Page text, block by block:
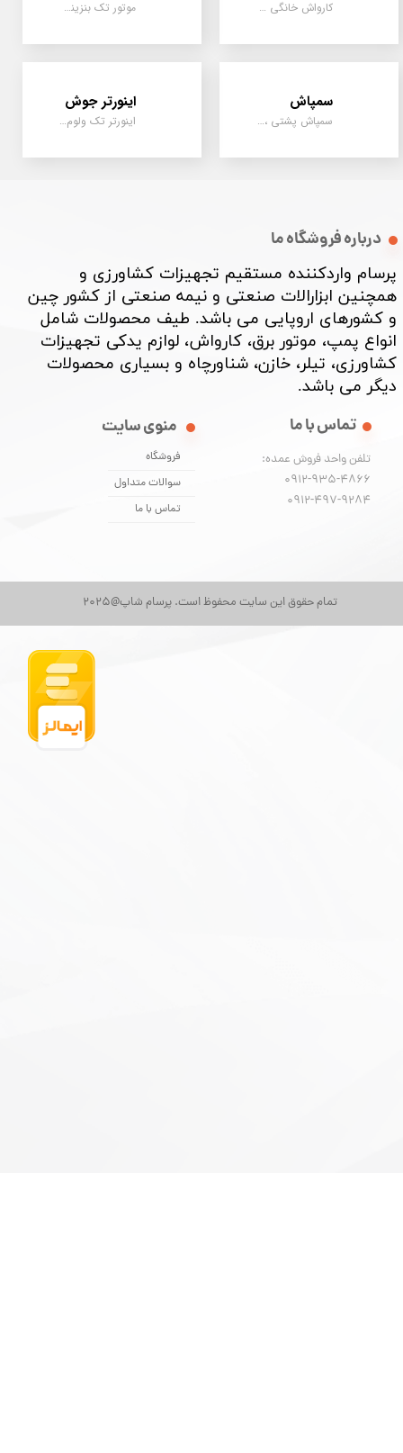
کارواش خانگی و صنعتی و نیمه صنعتی موتور تک بنزینی ، دیزلی، کارتینگی ، تیلری
سمپاش
سمپاش پشتی ، زمبه ای ، فرغونی ، دستی ، موتوری
اینورتر جوش
اینورتر تک ولوم و دو ولوم امپر بالا
تمام حقوق این سایت محفوظ است. پرسام شاپ@2025
درباره فروشگاه ما
پرسام واردکننده مستقیم تجهیزات کشاورزی و
همچنین ابزارالات صنعتی و نیمه صنعتی از کشور چین
و کشورهای اروپایی می باشد. طیف محصولات شامل
انواع پمپ، موتور برق، کارواش، لوازم یدکی تجهیزات
کشاورزی، تیلر، خازن، شناورچاه و بسیاری محصولات
دیگر می باشد. ​​​​​​​
منوی سایت
فروشگاه
سوالات متداول
تماس با ما
تماس با ما
تلفن واحد فروش عمده:
0912-935-4866
​​​​​​​0912-497-9284